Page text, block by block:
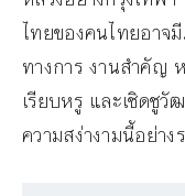
ไทยของคนไทยอาจ
ทางการ งานสำคัญ
เรียบหรู และเชิดชูวั
ความสง่างามนี้อย่าง